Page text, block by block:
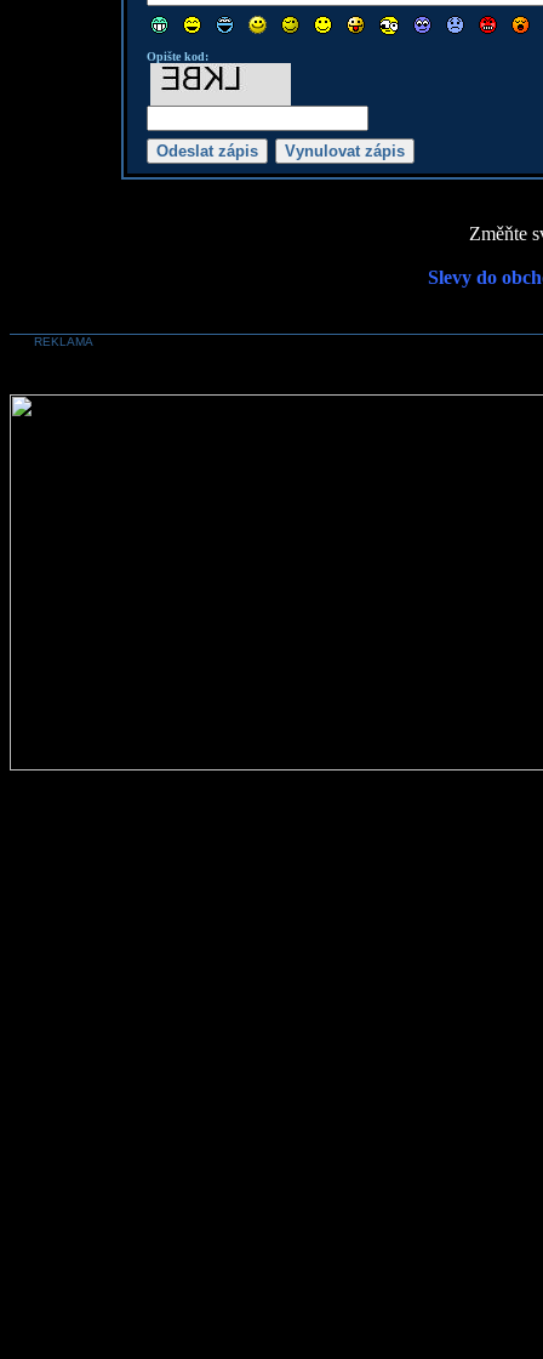
Opište kod:
Změňte
Slevy do
REKLAMA